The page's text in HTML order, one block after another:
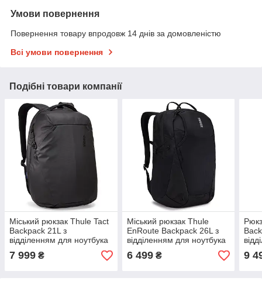
Умови повернення
Повернення товару впродовж 14 днів за домовленістю
Всі умови повернення
Подібні товари компанії
Міський рюкзак Thule Tact
Backpack 21L з
відділенням для ноутбука
(чорний)
7 999 ₴
Міський рюкзак Thule
EnRoute Backpack 26L з
відділенням для ноутбука
(чорний)
6 499₴ 9